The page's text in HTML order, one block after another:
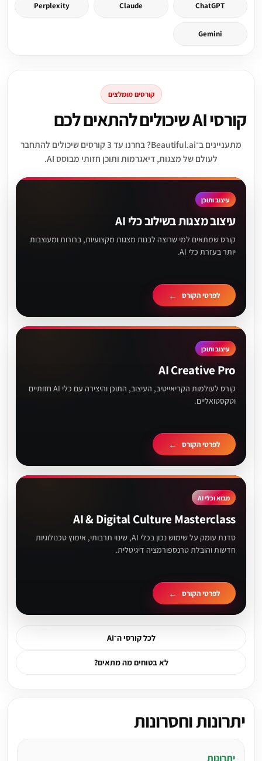
ChatGPT
Claude
Perplexity
Gemini
קורסים מומלצים
קורסי AI שיכולים להתאים לכם
מתעניינים ב־Beautiful.ai? בחרנו עד 3 קורסים שיכולים להתחבר
לעולם של מצגות, דיאגרמות ותוכן חזותי מבוסס AI.
עיצוב ותוכן
עיצוב מצגות בשילוב כלי AI
קורס שמתאים למי שרוצה לבנות מצגות מקצועיות, ברורות ומעוצבות
יותר בעזרת כלי AI.
לפרטי הקורס
עיצוב ותוכן
AI Creative Pro
קורס לעולמות הקריאייטיב, העיצוב, התוכן והיצירה עם כלי AI חזותיים
וטקסטואליים.
לפרטי הקורס
מבוא וכלי AI
AI & Digital Culture Masterclass
סדנת עומק על שימוש נכון בכלי AI, שינוי תרבותי, אימוץ טכנולוגיות
חדשות והובלת טרנספורמציה דיגיטלית.
לפרטי הקורס
לכל קורסי ה־AI
לא בטוחים מה מתאים?
יתרונות וחסרונות
יתרונות